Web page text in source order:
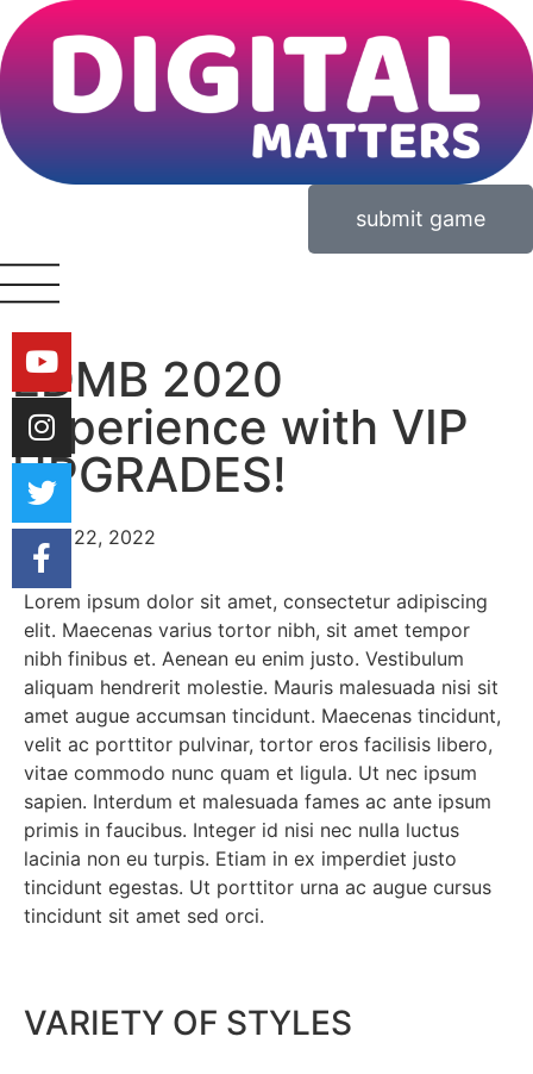
submit game
EDMB 2020
experience with VIP
UPGRADES!
March 22, 2022
Lorem ipsum dolor sit amet, consectetur adipiscing
elit. Maecenas varius tortor nibh, sit amet tempor
nibh finibus et. Aenean eu enim justo. Vestibulum
aliquam hendrerit molestie. Mauris malesuada nisi sit
amet augue accumsan tincidunt. Maecenas tincidunt,
velit ac porttitor pulvinar, tortor eros facilisis libero,
vitae commodo nunc quam et ligula. Ut nec ipsum
sapien. Interdum et malesuada fames ac ante ipsum
primis in faucibus. Integer id nisi nec nulla luctus
lacinia non eu turpis. Etiam in ex imperdiet justo
tincidunt egestas. Ut porttitor urna ac augue cursus
tincidunt sit amet sed orci.
VARIETY OF STYLES